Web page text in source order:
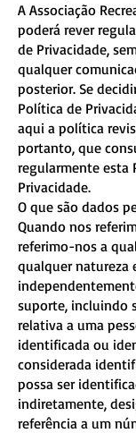
A Associação
poderá rever
de Privacidade,
qualquer
posterior. Se
Política de
aqui a política
portanto, que
regularmente esta
Privacidade.
O que são dados
Quando nos
referimo-nos a
qualquer natureza
suporte, incluindo
relativa a uma
identificada ou
considerada
possa ser
indiretamente,
referência a um